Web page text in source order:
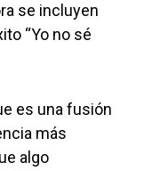
se incluyen
“Yo no sé
es una fusión
más
algo